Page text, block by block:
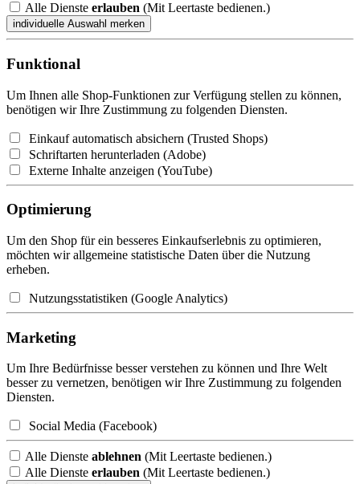
Alle Dienste erlauben (Mit Leertaste bedienen.)
Funktional
Um Ihnen alle Shop-Funktionen zur Verfügung stellen zu können,
benötigen wir Ihre Zustimmung zu folgenden Diensten.
Einkauf automatisch absichern (Trusted Shops)
Schriftarten herunterladen (Adobe)
Externe Inhalte anzeigen (YouTube)
Optimierung
Um den Shop für ein besseres Einkaufserlebnis zu optimieren,
möchten wir allgemeine statistische Daten über die Nutzung
erheben.
Nutzungsstatistiken (Google Analytics)
Marketing
Um Ihre Bedürfnisse besser verstehen zu können und Ihre Welt
besser zu vernetzen, benötigen wir Ihre Zustimmung zu folgenden
Diensten.
Social Media (Facebook)
Alle Dienste ablehnen (Mit Leertaste bedienen.)
Alle Dienste erlauben (Mit Leertaste bedienen.)